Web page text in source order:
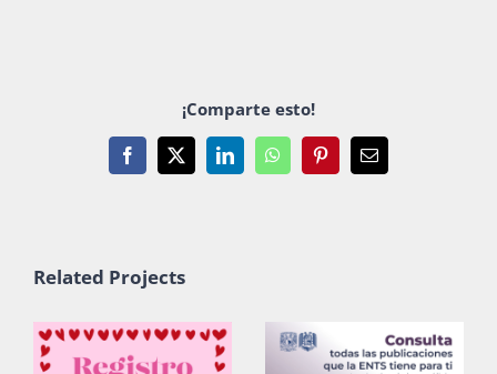
¡Comparte esto!
Facebook
X LinkedInWhatsAppPinterestEmail
Related Projects